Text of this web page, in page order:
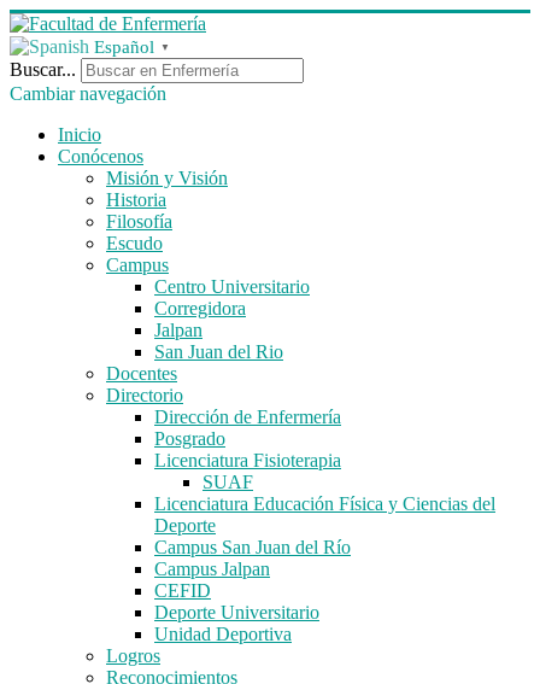
Español ▼
Buscar...
Cambiar navegación
Inicio
Conócenos
Misión y Visión
Historia
Filosofía
Escudo
Campus
Centro Universitario
Corregidora
Jalpan
San Juan del Rio
Docentes
Directorio
Dirección de Enfermería
Posgrado
Licenciatura Fisioterapia
SUAF
Licenciatura Educación Física y Ciencias del
Deporte
Campus San Juan del Río
Campus Jalpan
CEFID
Deporte Universitario
Unidad Deportiva
Logros
Reconocimientos